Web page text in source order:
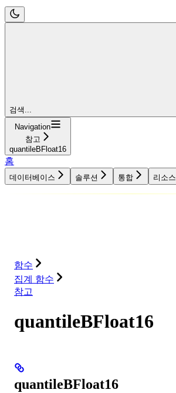
검색...
Navigation
참고
quantileBFloat16
홈
데이터베이스 솔루션 통합 리소스
함수
집계 함수
참고
quantileBFloat16
quantileBFloat16